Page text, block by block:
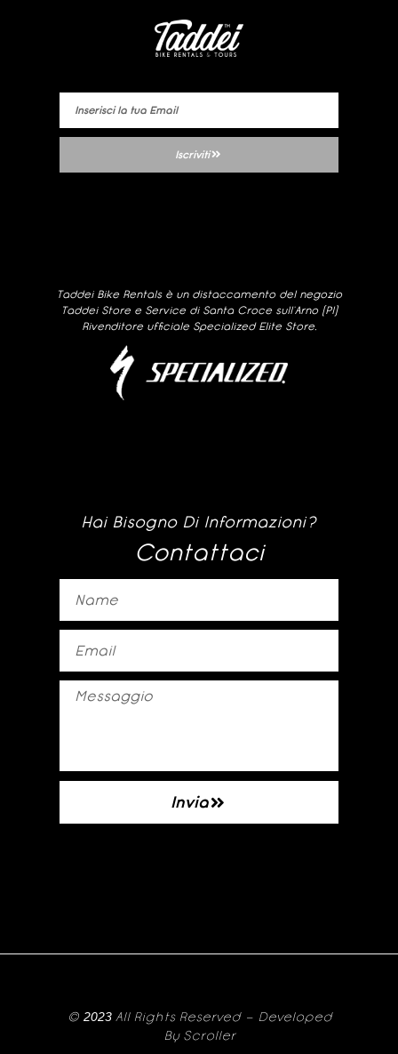
Iscriviti
Taddei Bike Rentals è un distaccamento del negozio
Taddei Store e Service di Santa Croce sull’Arno (PI)
Rivenditore ufficiale Specialized Elite Store.
Hai Bisogno Di Informazioni?
Contattaci
Invia
© 2023 All Rights Reserved – Developed
By Scroller